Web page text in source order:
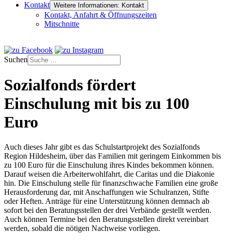
Kontakt Weitere Informationen: Kontakt
Kontakt, Anfahrt & Öffnungszeiten
Mitschnitte
Suchen
Sozialfonds fördert
Einschulung mit bis zu 100
Euro
Auch dieses Jahr gibt es das Schulstartprojekt des Sozialfonds
Region Hildesheim, über das Familien mit geringem Einkommen bis
zu 100 Euro für die Einschulung ihres Kindes bekommen können.
Darauf weisen die Arbeiterwohlfahrt, die Caritas und die Diakonie
hin. Die Einschulung stelle für finanzschwache Familien eine große
Herausforderung dar, mit Anschaffungen wie Schulranzen, Stifte
oder Heften. Anträge für eine Unterstützung können demnach ab
sofort bei den Beratungsstellen der drei Verbände gestellt werden.
Auch können Termine bei den Beratungsstellen direkt vereinbart
werden, sobald die nötigen Nachweise vorliegen.